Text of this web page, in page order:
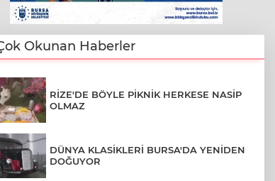
Okunan Haberler
RİZE'DE BÖYLE PİKNİK HERKESE NASİP
OLMAZ
DÜNYA KLASİKLERİ BURSA'DA YENİDEN
DOĞUYOR